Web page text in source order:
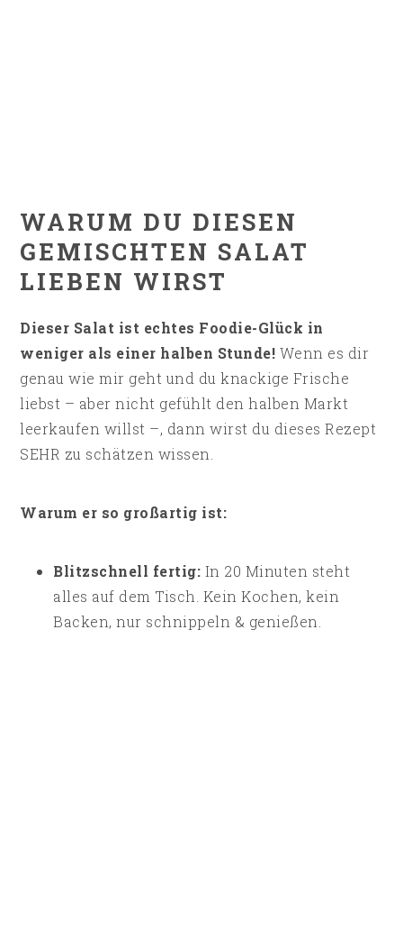
WARUM DU DIESEN
GEMISCHTEN SALAT
LIEBEN WIRST
Dieser Salat ist echtes Foodie-Glück in
weniger als einer halben Stunde! Wenn es dir
genau wie mir geht und du knackige Frische
liebst – aber nicht gefühlt den halben Markt
leerkaufen willst –, dann wirst du dieses Rezept
SEHR zu schätzen wissen.
Warum er so großartig ist:
Blitzschnell fertig: In 20 Minuten steht
alles auf dem Tisch. Kein Kochen, kein
Backen, nur schnippeln & genießen.